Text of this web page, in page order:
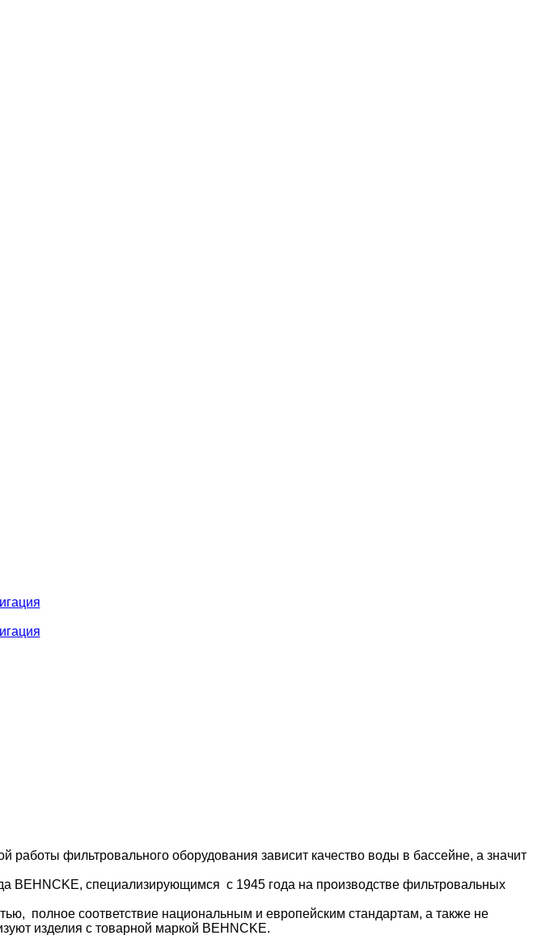
работы фильтровального оборудования зависит качество воды в бассейне, а значит
BEHNCKE, специализирующимся с 1945 года на производстве фильтровальных
полное соответствие национальным и европейским стандартам, а также не
изделия с товарной маркой BEHNCKE.